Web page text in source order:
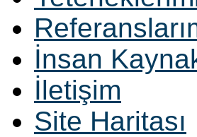
İnsan
İletişim
Site Haritası